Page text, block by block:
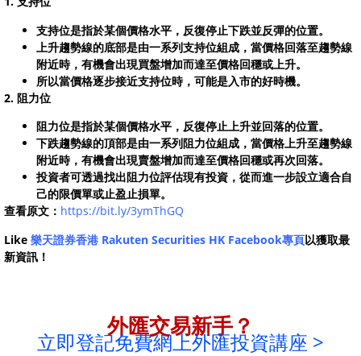
支持位是指於某個價格水平，反復停止下跌並反彈的位置。
上升趨勢線的底部是由一系列支持位組成，當價格回落至趨勢線
附近時，有機會出現買盤增加而達至價格回穩或上升。
所以當價格逐步接近支持位時，可能是入市的好時機。
2. 阻力位
阻力位是指於某個價格水平，反復停止上升並回落的位置。
下跌趨勢線的頂部是由一系列阻力位組成，當價格上升至趨勢線
附近時，有機會出現賣盤增加而達至價格回穩或再次回落。
投資者可透過找出阻力位評估現有投資，從而進一步設立適合自
己的限價單或止盈止損單。
查看原文： https://bit.ly/3ymThGQ
Like 樂天證券香港 Rakuten Securities HK Facebook專頁以獲取最
新資訊！
外匯交易新手？
立即登記免費網上外匯投資講座 >